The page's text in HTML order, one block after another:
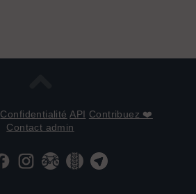
Confidentialité API Contribuez ❤️
Contact admin